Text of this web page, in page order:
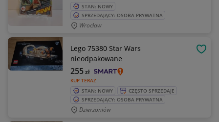
STAN: NOWY
SPRZEDAJĄCY: OSOBA PRYWATNA
Wrocław
Lego 75380 Star Wars
nieodpakowane
KUP TERAZ
255zł
STAN: NOWY
CZĘSTO SPRZEDAJE
SPRZEDAJĄCY: OSOBA PRYWATNA
Dzierżoniów